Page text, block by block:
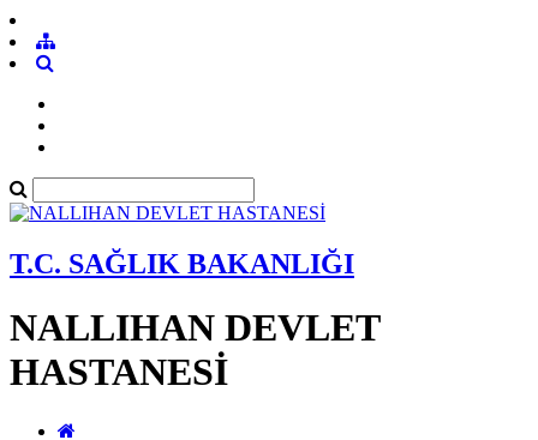
T.C. SAĞLIK BAKANLIĞI
NALLIHAN DEVLET
HASTANESİ